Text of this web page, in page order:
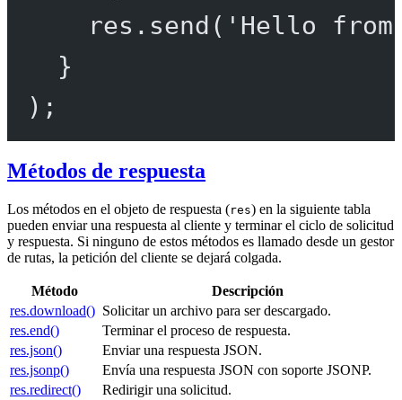
res. send ( 'Hello
}
);
Métodos de respuesta
Los métodos en el objeto de respuesta (res) en la siguiente tabla
pueden enviar una respuesta al cliente y terminar el ciclo de solicitud
y respuesta. Si ninguno de estos métodos es llamado desde un gestor
de rutas, la petición del cliente se dejará colgada.
Método
Descripción
res.download() Solicitar un archivo para ser descargado.
res.end()
Terminar el proceso de respuesta.
res.json()
Enviar una respuesta JSON.
res.jsonp()
Envía una respuesta JSON con soporte JSONP.
res.redirect()
Redirigir una solicitud.